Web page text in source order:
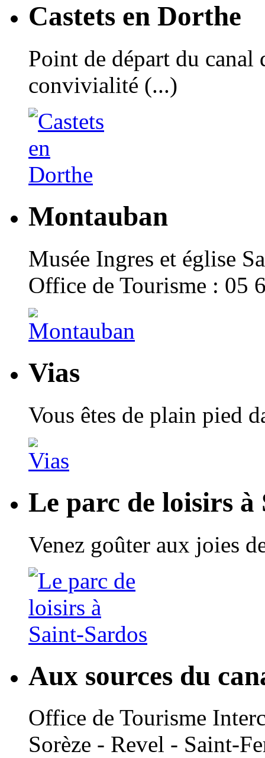
Castets en Dorthe
Point de départ du canal
convivialité (...)
Montauban
Musée Ingres et église
Office de Tourisme : 05
Vias
Vous êtes de plain pied
Le parc de loisirs à
Venez goûter aux joies
Aux sources du
Office de Tourisme
Sorèze - Revel - Saint-